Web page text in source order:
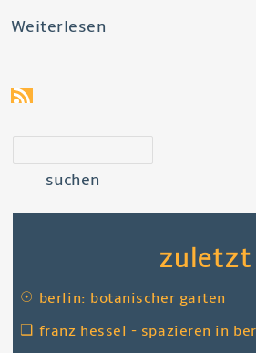
Weiterlesen
zuletzt
☉ berlin: botanischer garten
❑ franz hessel - spazieren in